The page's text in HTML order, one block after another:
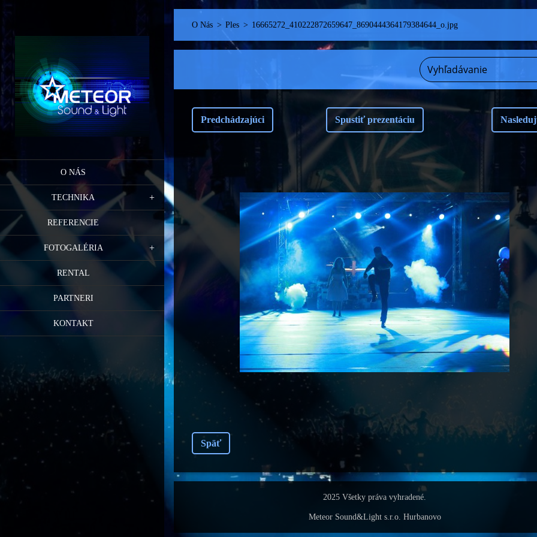
O NÁS
TECHNIKA
REFERENCIE
FOTOGALÉRIA
RENTAL
PARTNERI
KONTAKT
O Nás > Ples > 16665272_410222872659647_8690444364179384644_o.jpg
Predchádzajúci Spustiť prezentáciu
Späť
2025 Všetky práva vyhradené.
Meteor Sound&Light s.r.o. Hurbanovo